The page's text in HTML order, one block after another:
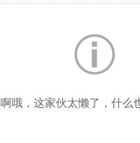
啊哦，这家伙太懒了，什么